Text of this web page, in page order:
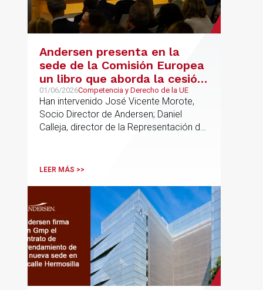
Andersen presenta en la
sede de la Comisión Europea
un libro que aborda la cesión
de soberanía y la primacía
del Derecho de la UE en las
constituciones europeas
01/06/2026Competencia y Derecho de la UE
Han intervenido José Vicente Morote,
Socio Director de Andersen; Daniel
Calleja, director de la Representación de
jurídico y académico
LEER MÁS >>